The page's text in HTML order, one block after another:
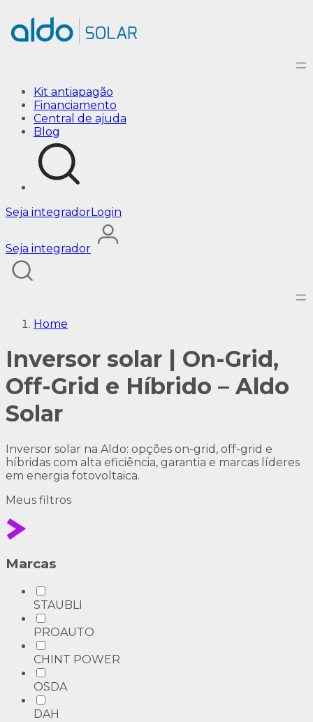
Kit antiapagão
Financiamento
Central de ajuda
Blog
Seja integradorLogin
Seja integrador
Home
Inversor solar | On-Grid,
Off-Grid e Híbrido – Aldo
Solar
Inversor solar na Aldo: opções on-grid, off-grid e
híbridas com alta eficiência, garantia e marcas líderes
em energia fotovoltaica.
Meus filtros
Marcas
STAUBLI
PROAUTO
CHINT POWER
OSDA
DAH